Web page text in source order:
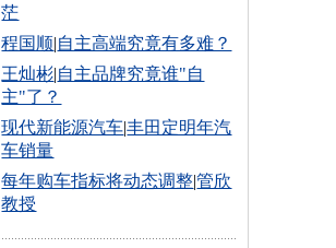
茫
程国顺|自主高端究竟有多难？
王灿彬|自主品牌究竟谁"自
主"了？
现代新能源汽车|丰田定明年汽
车销量
每年购车指标将动态调整|管欣
教授